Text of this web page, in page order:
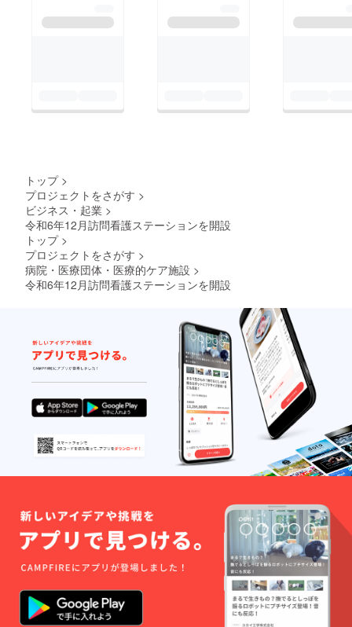
トップ >
プロジェクトをさがす >
ビジネス・起業 >
令和6年12月訪問看護ステーションを開設
トップ >
プロジェクトをさがす >
病院・医療団体・医療的ケア施設 >
令和6年12月訪問看護ステーションを開設